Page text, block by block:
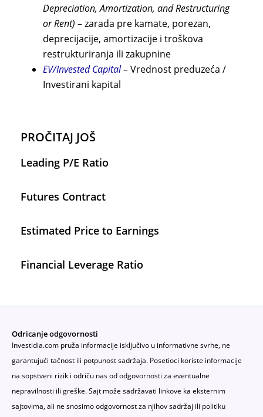
Depreciation, Amortization, and Restructuring
or Rent) – zarada pre kamate, porezan,
deprecijacije, amortizacije i troškova
restrukturiranja ili zakupnine
EV/Invested Capital– Vrednost preduzeća /
Investirani kapital
PROČITAJ JOŠ
Leading P/E Ratio
Futures Contract
Estimated Price to Earnings
Financial Leverage Ratio
Odricanje odgovornosti
Investidia.com pruža informacije isključivo u informativne svrhe, ne
garantujući tačnost ili potpunost sadržaja. Posetioci koriste informacije
na sopstveni rizik i odriču nas od odgovornosti za eventualne
nepravilnosti ili greške. Sajt može sadržavati linkove ka eksternim
sajtovima, ali ne snosimo odgovornost za njihov sadržaj ili politiku